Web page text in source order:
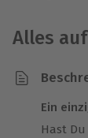
Alles
Ein
Hast